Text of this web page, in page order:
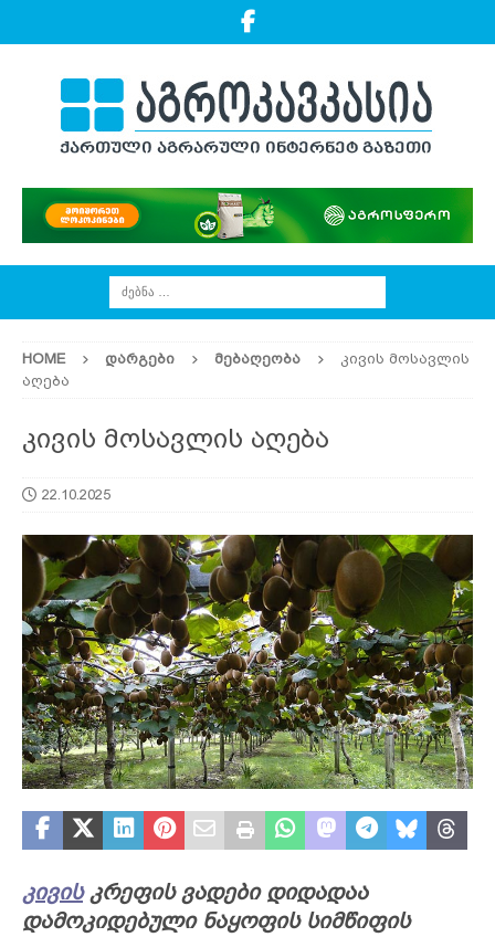
HOME ᲓᲐᲠᲒᲔᲑᲘ ᲛᲔᲑᲐᲦᲔᲝᲑᲐ
კივის მოსავლის
აღება
კივის მოსავლის აღება
22.10.2025
კივისკრეფის ვადები დიდადაა
დამოკიდებული ნაყოფის სიმწიფის